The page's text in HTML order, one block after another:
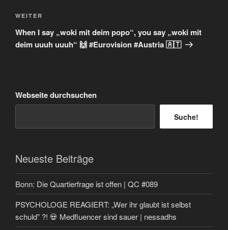
Nächster
Beitrag
WEITER
When I say „woki mit deim popo“, you say „woki mit
deim uuuh uuuh“ 🙌 #Eurovision #Austria 🇦🇹
Webseite durchsuchen
Suche!
Neueste Beiträge
Bonn: Die Quartierfrage ist offen | QC #089
PSYCHOLOGE REAGIERT: „Wer ihr glaubt ist selbst
schuld” ?! 💀 Medfluencer sind sauer | nessadhs